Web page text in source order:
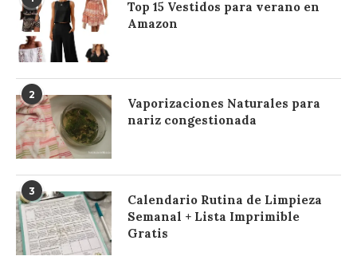
Top 15 Vestidos para verano en
Amazon
2
Vaporizaciones Naturales para
nariz congestionada
3
Calendario Rutina de Limpieza
Semanal + Lista Imprimible
Gratis